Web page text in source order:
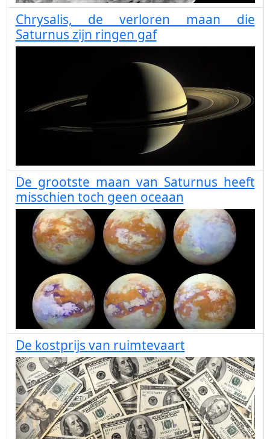
Chrysalis, de verloren maan die
Saturnus zijn ringen gaf
De grootste maan van Saturnus heeft
misschien toch geen oceaan
De kostprijs van ruimtevaart